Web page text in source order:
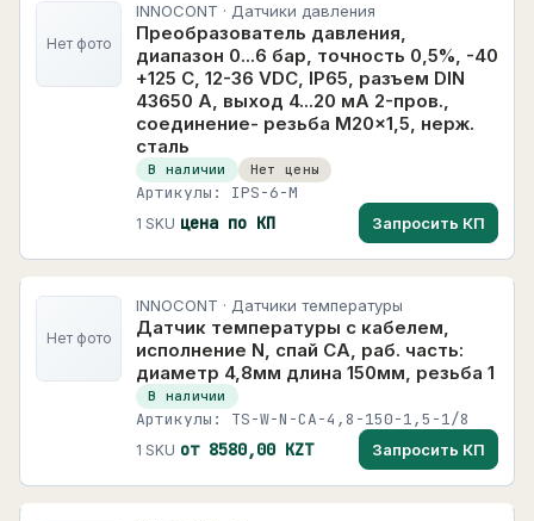
Нет фото
INNOCONT · Датчики давления
Преобразователь давления,
диапазон 0...6 бар, точность 0,5%, -40
+125 С, 12-36 VDC, IP65, разъем DIN
43650 A, выход 4...20 мА 2-пров.,
соединение- резьба M20x1,5, нерж.
сталь
В наличии Нет цены
Артикулы: IPS-6-M
1 SKU цена по КП Запросить КП
Нет фото
INNOCONT · Датчики температуры
Датчик температуры с кабелем,
исполнение N, спай CA, раб. часть:
диаметр 4,8мм длина 150мм, резьба 1
В наличии
Артикулы: TS-W-N-CA-4,8-150-1,5-1/8
1 SKU от 8580,00 KZT Запросить КП